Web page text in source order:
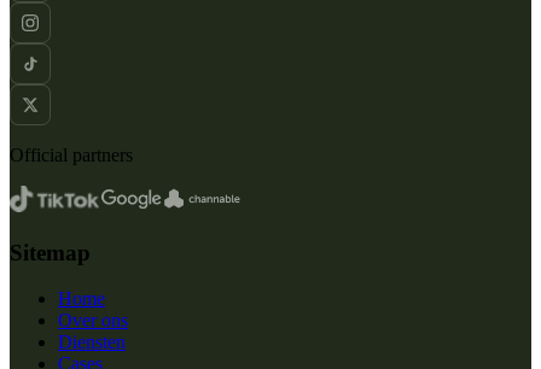
Official partners
Sitemap
Home
Over ons
Diensten
Cases